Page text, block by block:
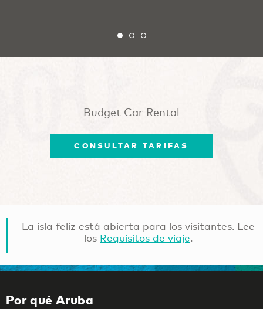
Budget Car Rental
CONSULTAR TARIFAS
La isla feliz está abierta para los visitantes. Lee
los Requisitos de viaje.
Por qué Aruba